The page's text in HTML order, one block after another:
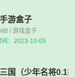
游盒子
/ 游戏盒子
间：2023-10-05
国（少年名将0.1折